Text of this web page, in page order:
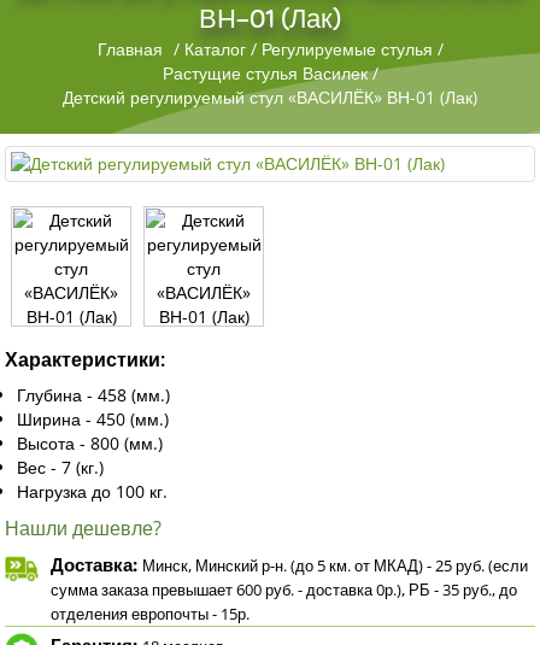
ВН-01 (Лак)
Главная / Каталог/ Регулируемые стулья /
Растущие стулья Василек/
Детский регулируемый стул «ВАСИЛЁК» ВН-01 (Лак)
Характеристики:
Глубина - 458 (мм.)
Ширина - 450 (мм.)
Высота - 800 (мм.)
Вес - 7 (кг.)
Нагрузка до 100 кг.
Нашли дешевле?
Доставка: Минск, Минский р-н. (до 5 км. от МКАД) - 25 руб. (если
сумма заказа превышает 600 руб. - доставка 0р.), РБ - 35 руб., до
отделения европочты - 15р.